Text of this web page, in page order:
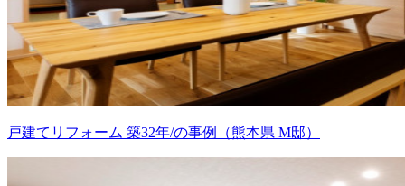
戸建てリフォーム 築32年/の事例（熊本県 M邸）